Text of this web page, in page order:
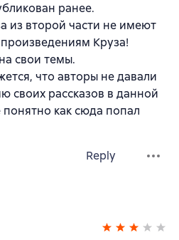
ранее.
из второй части не имеют
Круза!
свои темы.
что авторы не давали
своих рассказов в данной
понятно как сюда попал
Reply